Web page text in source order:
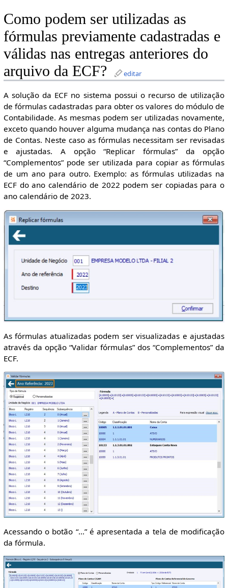
Como podem ser utilizadas as
fórmulas previamente cadastradas e
válidas nas entregas anteriores do
arquivo da ECF?
editar
A solução da ECF no sistema possui o recurso de utilização
de fórmulas cadastradas para obter os valores do módulo de
Contabilidade. As mesmas podem ser utilizadas novamente,
exceto quando houver alguma mudança nas contas do Plano
de Contas. Neste caso as fórmulas necessitam ser revisadas
e ajustadas. A opção “Replicar fórmulas” da opção
“Complementos” pode ser utilizada para copiar as fórmulas
de um ano para outro. Exemplo: as fórmulas utilizadas na
ECF do ano calendário de 2022 podem ser copiadas para o
ano calendário de 2023.
As fórmulas atualizadas podem ser visualizadas e ajustadas
através da opção “Validar fórmulas” dos “Complementos” da
ECF.
Acessando o botão “...” é apresentada a tela de modificação
da fórmula.